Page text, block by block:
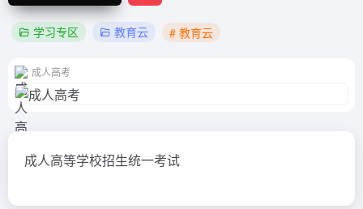
学习专区 教育云 # 教育云
成人高考
成人高等学校招生统一考试